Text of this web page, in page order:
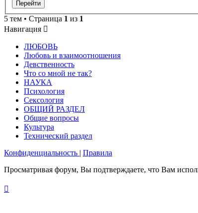
5 тем • Страница 1 из 1
Навигация
ЛЮБОВЬ
Любовь и взаимоотношения
Девственность
Что со мной не так?
НАУКА
Психология
Сексология
ОБЩИЙ РАЗДЕЛ
Общие вопросы
Культура
Технический раздел
Конфиденциальность | Правила
Просматривая форум, Вы подтверждаете, что Вам